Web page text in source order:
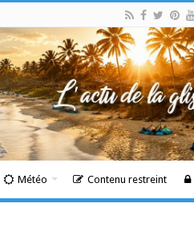
Météo Contenu restreint